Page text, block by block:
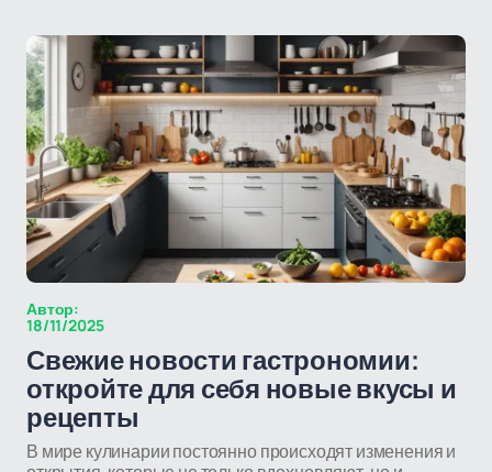
Автор:
18/11/2025
Свежие новости гастрономии:
откройте для себя новые вкусы и
рецепты
В мире кулинарии постоянно происходят изменения и